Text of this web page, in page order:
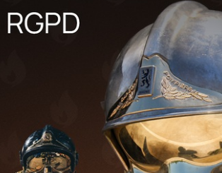
Annuaire Fournisseurs
Matériels de
MATÉRIELS DE